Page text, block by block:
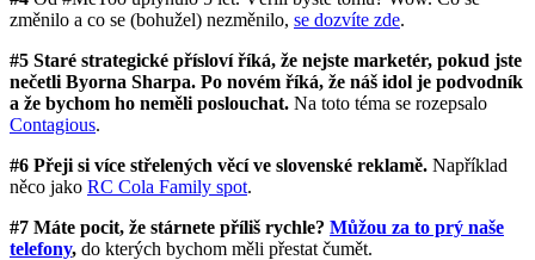
změnilo a co se (bohužel) nezměnilo, se dozvíte zde.
#5 Staré strategické přísloví říká, že nejste marketér, pokud jste
nečetli Byorna Sharpa. Po novém říká, že náš idol je podvodník
a že bychom ho neměli poslouchat. Na toto téma se rozepsalo
Contagious.
#6 Přeji si více střelených věcí ve slovenské reklamě. Například
něco jako RC Cola Family spot.
#7 Máte pocit, že stárnete příliš rychle? Můžou za to prý naše
telefony, do kterých bychom měli přestat čumět.